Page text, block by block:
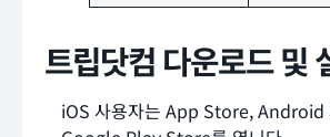
트립닷컴 다운로드 및
iOS 사용자는 App Store, Android